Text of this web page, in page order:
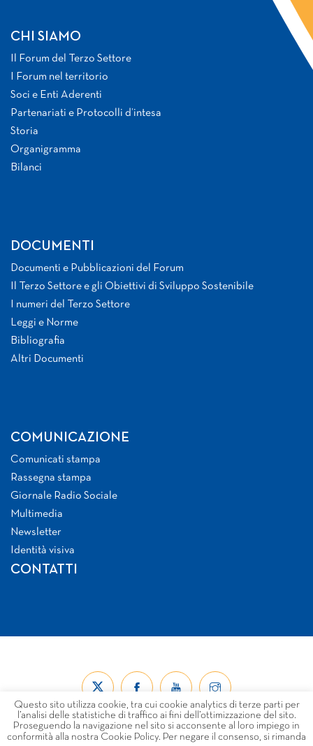
CHI SIAMO
Il Forum del Terzo Settore
I Forum nel territorio
Soci e Enti Aderenti
Partenariati e Protocolli d’intesa
Storia
Organigramma
Bilanci
DOCUMENTI
Documenti e Pubblicazioni del Forum
Il Terzo Settore e gli Obiettivi di Sviluppo Sostenibile
I numeri del Terzo Settore
Leggi e Norme
Bibliografia
Altri Documenti
COMUNICAZIONE
Comunicati stampa
Rassegna stampa
Giornale Radio Sociale
Multimedia
Newsletter
Identità visiva
CONTATTI
Questo sito utilizza cookie, tra cui cookie analytics di terze parti per
l’analisi delle statistiche di traffico ai fini dell’ottimizzazione del sito.
Proseguendo la navigazione nel sito si acconsente al loro impiego in
conformità alla nostra Cookie Policy. Per negare il consenso, si rimanda